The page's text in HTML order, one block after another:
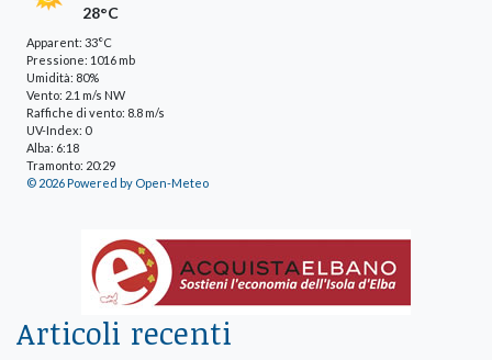
28°C
Apparent: 33°C
Pressione: 1016 mb
Umidità: 80%
Vento: 2.1 m/s NW
Raffiche di vento: 8.8 m/s
UV-Index: 0
Alba: 6:18
Tramonto: 20:29
© 2026 Powered by Open-Meteo
Articoli recenti